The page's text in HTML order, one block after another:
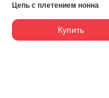
Цепь с плетением нонна
Купить